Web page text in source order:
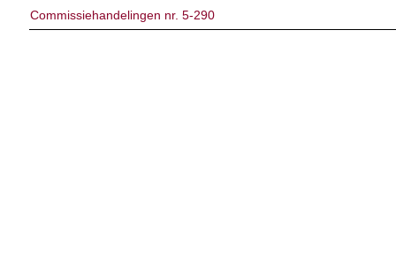
Commissiehandelingen nr. 5-290